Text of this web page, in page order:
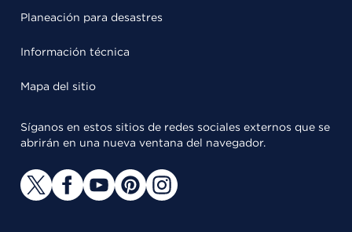
Planeación para desastres
Información técnica
Mapa del sitio
Síganos en estos sitios de redes sociales externos que se
abrirán en una nueva ventana del navegador.